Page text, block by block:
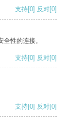
支持[0] 反对[0]
性的连接。
支持[0] 反对[0]
支持[0] 反对[0]